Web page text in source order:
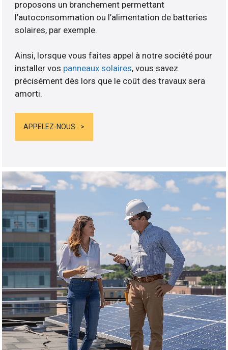
proposons un branchement permettant
l’autoconsommation ou l’alimentation de batteries
solaires, par exemple.
Ainsi, lorsque vous faites appel à notre société pour
installer vos panneaux solaires, vous savez
précisément dès lors que le coût des travaux sera
amorti.
APPELEZ-NOUS